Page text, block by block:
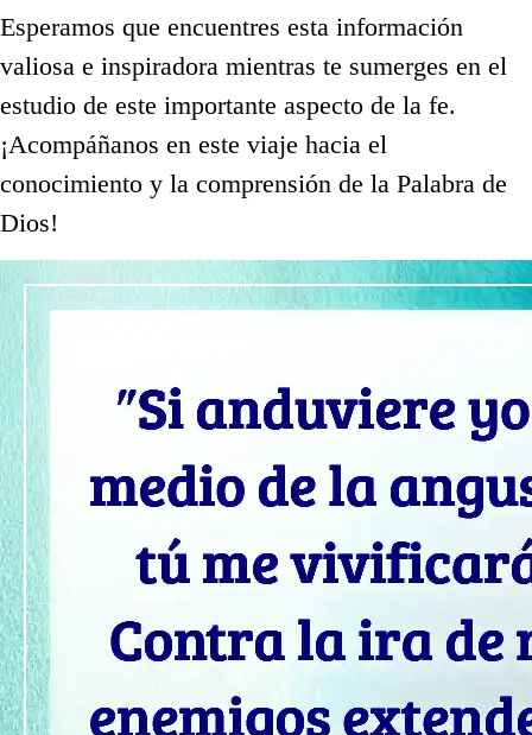
Esperamos que encuentres esta información
valiosa e inspiradora mientras te sumerges en el
estudio de este importante aspecto de la fe.
¡Acompáñanos en este viaje hacia el
conocimiento y la comprensión de la Palabra de
Dios!